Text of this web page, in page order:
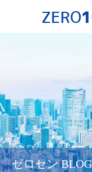
ゼロセン BLOG
サービス一覧
会社概要